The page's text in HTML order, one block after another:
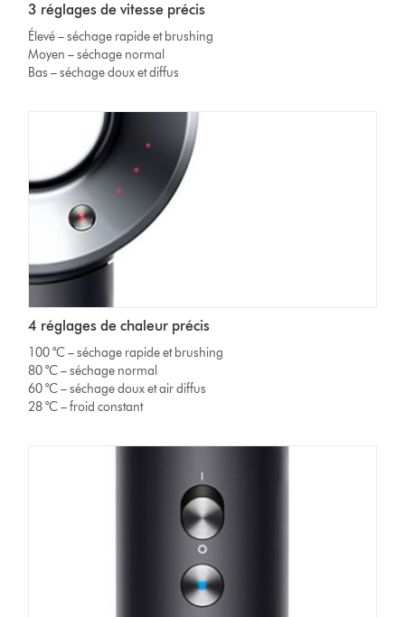
3 réglages de vitesse précis
Élevé – séchage rapide et brushing
Moyen – séchage normal
Bas – séchage doux et diffus
4 réglages de chaleur précis
100 °C – séchage rapide et brushing
80 °C – séchage normal
60 °C – séchage doux et air diffus
28 °C – froid constant